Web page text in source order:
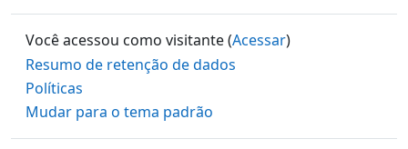
Você acessou como visitante (Acessar)
Resumo de retenção de dados
Políticas
Mudar para o tema padrão